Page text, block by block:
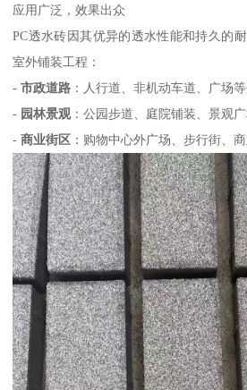
应用广泛，效果出众
PC透水砖因其优异的透水性能和持久的
室外铺装工程：
-市政道路 ：人行道、非机动车道、广场
- 园林景观：公园步道、庭院铺装、景观
-商业街区 ：购物中心外广场、步行街、